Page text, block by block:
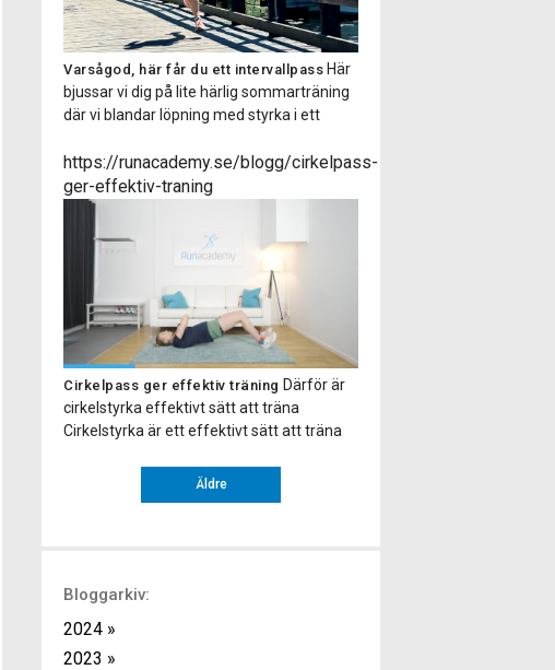
Varsågod, här får du ett intervallpass Här
bjussar vi dig på lite härlig sommarträning
där vi blandar löpning med styrka i ett
i ett par hörlurar så får du alla instruktioner
via en smidig ljudfil. Hoppas du tar tillfället i
akt och testar på ett intervallpass med oss.
https://runacademy.se/blogg/cirkelpass-
ger-effektiv-traning
Cirkelpass ger effektiv träning Därför är
cirkelstyrka effektivt sätt att träna
Cirkelstyrka är ett effektivt sätt att träna
gör ett antal övningar efter varandra eller
med kort vila mellan varje övning. Fördelen
Äldre
Bloggarkiv:
2024 »
2023 »